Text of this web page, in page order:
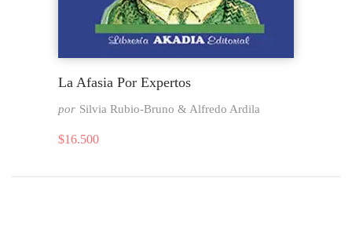
La Afasia Por Expertos
por Silvia Rubio-Bruno & Alfredo Ardila
$16.500